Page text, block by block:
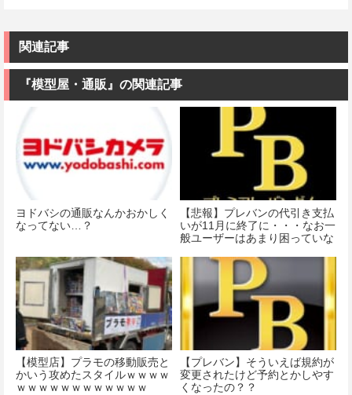
関連記事
『模型屋・通販』の関連記事
ヨドバシの通販なんかおかしく
なってない…？
【悲報】プレバンの代引き支払
いが11月に終了に・・・なお一
般ユーザーはあまり困っていな
【模型店】プラモの移動販売と
かいう攻めたスタイルｗｗｗｗ
ｗｗｗｗｗｗｗｗｗｗｗｗ
【プレバン】そういえば規約が
変更されたけど予約とかしやす
くなったの？？